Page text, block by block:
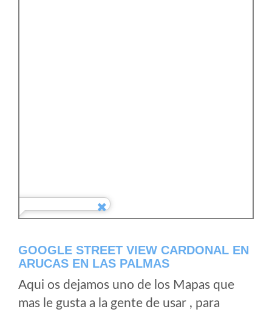
GOOGLE STREET VIEW CARDONAL EN
ARUCAS EN LAS PALMAS
Aqui os dejamos uno de los Mapas que
mas le gusta a la gente de usar , para